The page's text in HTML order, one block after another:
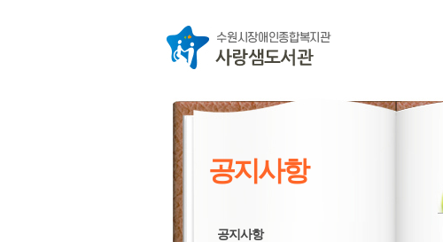
공지사항
공지사항